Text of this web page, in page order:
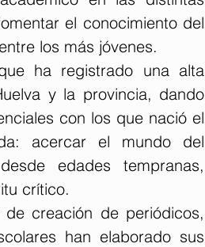
el conocimiento del
los más jóvenes.
ha registrado una alta
y la provincia, dando
con los que nació el
acercar el mundo del
edades tempranas,
crítico.
creación de periódicos,
han elaborado sus